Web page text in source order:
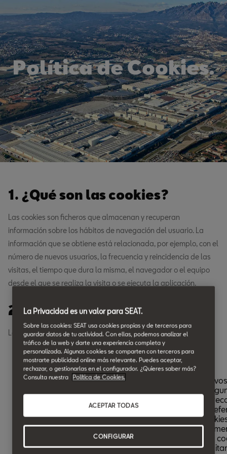
Política de Cookies.
1. ¿Qué son las cookies?
Las cookies son ficheros que almacenan y recuperan
información sobre los hábitos de navegación del usuario. La
información que se obtiene está relacionada, por ejemplo, con el
número de nuevos usuarios, la frecuencia y reincidencia de las
visitas, el tiempo que dura la misma, el navegador o el equipo
desde el que se realiza la visita o se ejecuta la aplicación.
2. Las cookies que utilizamos.
Las cookies que utiliza este sitio web son las siguientes:
Lista de cookies
Una cookie es un fragmento pequeño de datos
un sitio web, cuando es visitado por un usuario, le
navegador para almacenarse en su dispositivo y así
información acerca de usted, como por ejemplo la
idioma o su información para iniciar sesión. Estas
establecidas por nosotros, y se llaman cookies de
También usamos cookies de terceras partes (que son
dominio diferente al dominio del sitio web que está
La Privacidad es un valor para SEAT.
Sobre las cookies: SEAT usa cookies propias y de terceros para
guardar datos de tu actividad. Con ellas, podemos analizar el
tráfico de la web y darte una experiencia completa y
personalizada. Algunas cookies se comparten con terceros para
mostrarte publicidad online más relevante. Puedes aceptar,
rechazar, o gestionarlas en el configurador. ¿Quieres saber más?
Consulta nuestra
Política de Cookies.
ACEPTAR TODAS
CONFIGURAR